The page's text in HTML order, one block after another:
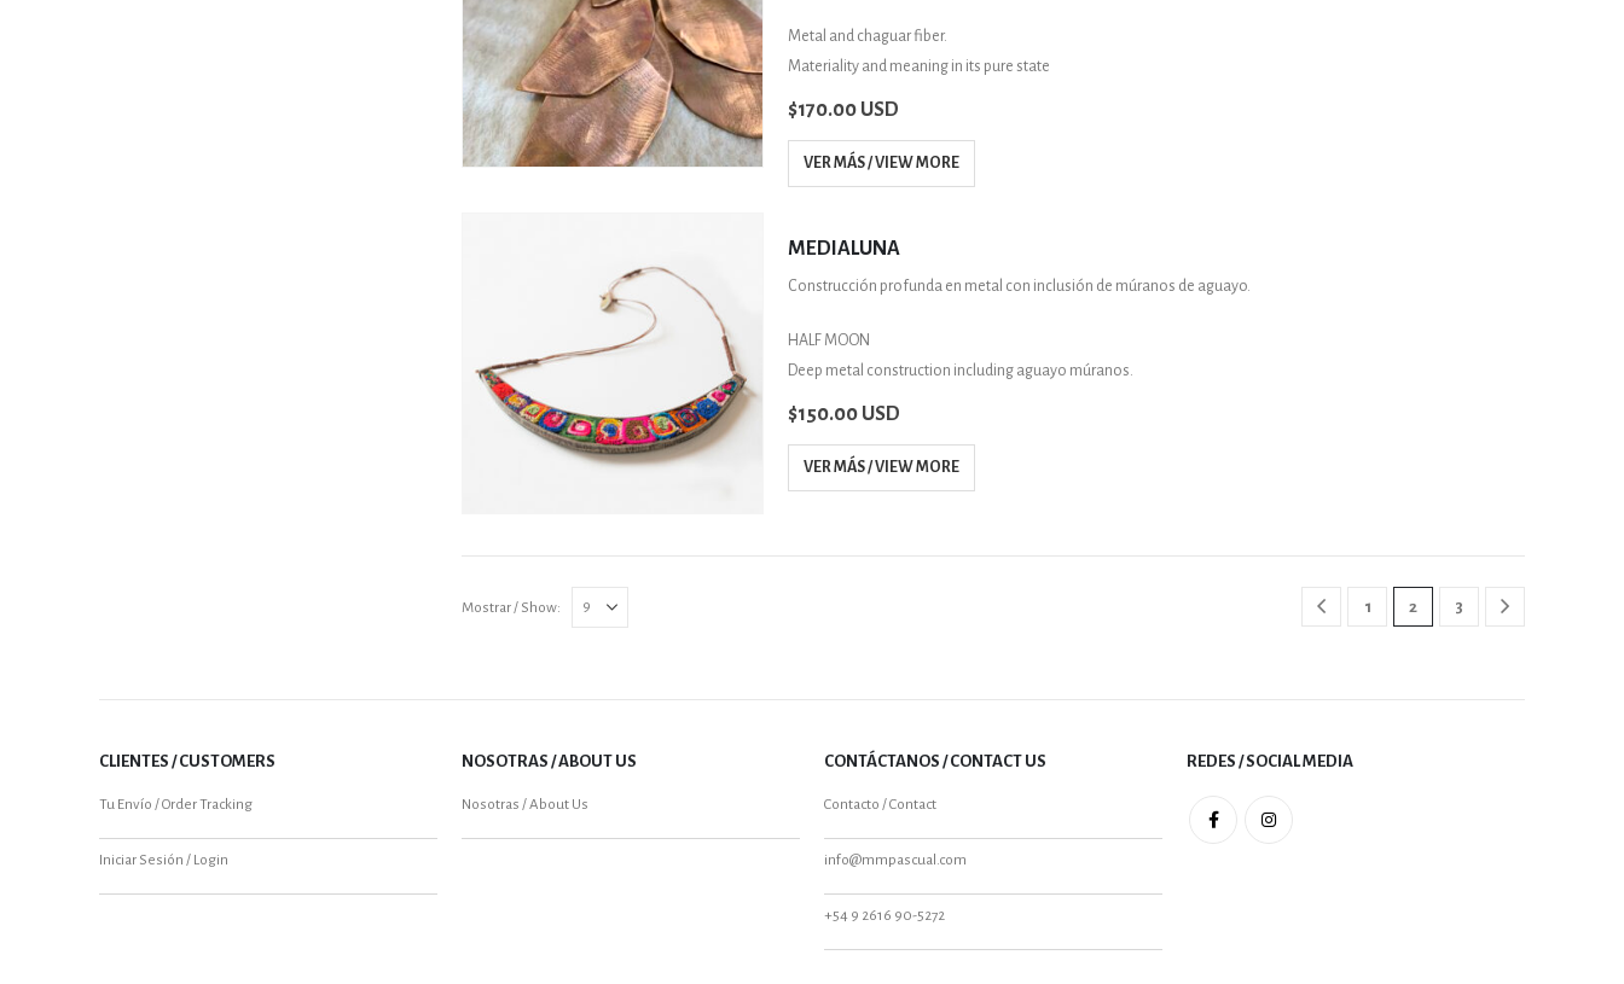
Metal and chaguar fiber.
Materiality and meaning in its pure state
$170.00 USD
VER MÁS / VIEW MORE
MEDIALUNA
Construcción profunda en metal con inclusión de múranos de aguayo.
HALF MOON
Deep metal construction including aguayo múranos.
$150.00 USD
VER MÁS / VIEW MORE
Show: 1 2 3
CLIENTES / CUSTOMERS
Tu Envío / Order Tracking
Iniciar Sesión / Login
NOSOTRAS / ABOUT US
Nosotras / About Us
CONTÁCTANOS / CONTACT US
Contacto / Contact
info@mmpascual.com
+54 9 2616 90-5272
REDES / SOCIAL MEDIA